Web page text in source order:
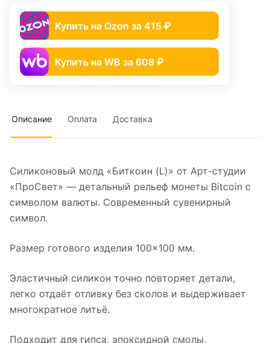
Купить на Ozon за 415 ₽
Купить на WB за 608 ₽
Описание Оплата Доставка
Силиконовый молд «Биткоин (L)» от Арт-студии
«ПроСвет» — детальный рельеф монеты Bitcoin с
символом валюты. Современный сувенирный
символ.
Размер готового изделия 100×100 мм.
Эластичный силикон точно повторяет детали,
легко отдаёт отливку без сколов и выдерживает
многократное литьё.
Подходит для гипса, эпоксидной смолы,